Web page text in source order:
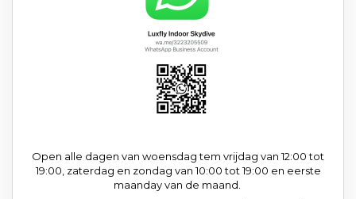
Open alle dagen van woensdag tem vrijdag van 12:00 tot
19:00, zaterdag en zondag van 10:00 tot 19:00 en eerste
maanday van de maand.